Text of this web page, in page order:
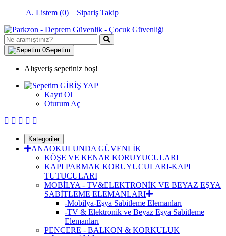
A. Listem (0)
Sipariş Takip
0Sepetim
Alışveriş sepetiniz boş!
GİRİŞ YAP
Kayıt Ol
Oturum Aç
Kategoriler
ANAOKULUNDA GÜVENLİK
KÖŞE VE KENAR KORUYUCULARI
KAPI PARMAK KORUYUCULARI-KAPI
TUTUCULARI
MOBİLYA - TV&ELEKTRONİK VE BEYAZ EŞYA
SABİTLEME ELEMANLARI
-Mobilya-Eşya Sabitleme Elemanları
-TV & Elektronik ve Beyaz Eşya Sabitleme
Elemanları
PENCERE - BALKON & KORKULUK